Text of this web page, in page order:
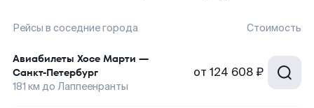
Рейсы в соседние города Стоимость
Авиабилеты Хосе Марти —
Санкт-Петербург
181 км до Лаппеенранты
от 124 608 ₽